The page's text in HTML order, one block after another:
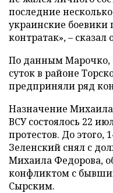
последние
украинские
контратак», – сказал
По данным Марочко,
суток в районе
предприняли ряд
Назначение Михаила
ВСУ состоялось 22
протестов. До
Зеленский снял с
Михаила Федорова,
конфликтом с
Сырским.